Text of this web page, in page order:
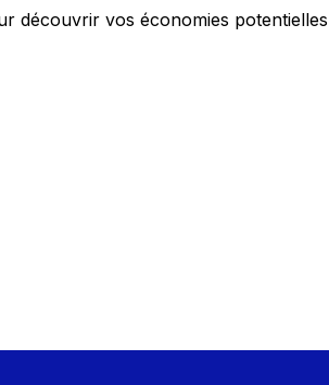
découvrir vos économies